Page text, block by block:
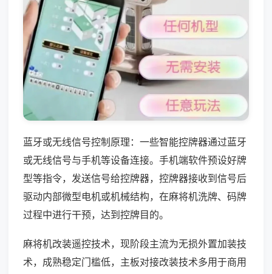
蓝牙或无线信号控制原理：一些智能控牌器通过蓝牙
或无线信号与手机等设备连接。手机端软件预设好牌
型等指令，发送信号给控牌器，控牌器接收到信号后
驱动内部微型电机或机械结构，在麻将机洗牌、码牌
过程中进行干预，达到控牌目的。
麻将机改装遥控技术，现阶段主流为无损外置加装技
术，成熟稳定门槛低，主板对接改装技术多用于商用